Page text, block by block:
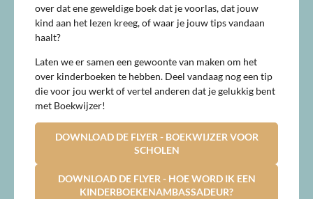
over dat ene geweldige boek dat je voorlas, dat jouw
kind aan het lezen kreeg, of waar je jouw tips vandaan
haalt?
Laten we er samen een gewoonte van maken om het
over kinderboeken te hebben. Deel vandaag nog een tip
die voor jou werkt of vertel anderen dat je gelukkig bent
met Boekwijzer!
DOWNLOAD DE FLYER - BOEKWIJZER VOOR
SCHOLEN
DOWNLOAD DE FLYER - HOE WORD IK EEN
KINDERBOEKENAMBASSADEUR?